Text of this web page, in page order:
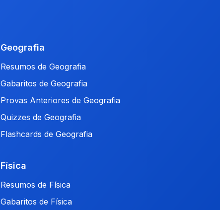
Geografia
Resumos de Geografia
Gabaritos de Geografia
Provas Anteriores de Geografia
Quizzes de Geografia
Flashcards de Geografia
Física
Resumos de Física
Gabaritos de Física